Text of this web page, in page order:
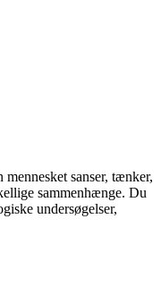
sanser, tænker,
sammenhænge. Du
undersøgelser,